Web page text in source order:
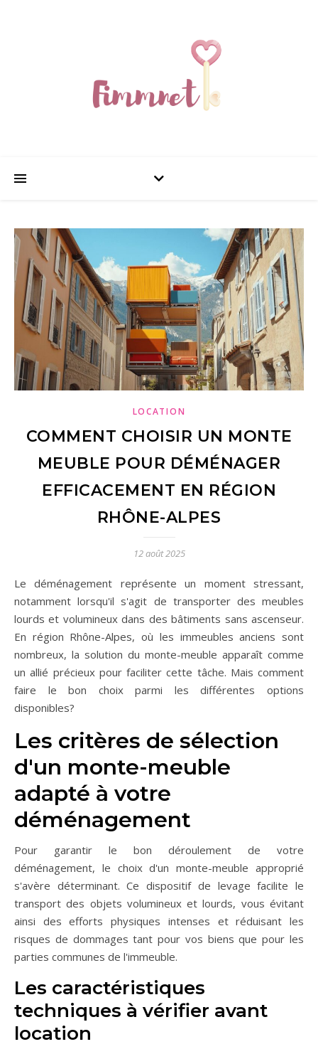
LOCATION
COMMENT CHOISIR UN MONTE
MEUBLE POUR DÉMÉNAGER
EFFICACEMENT EN RÉGION
RHÔNE-ALPES
12 août 2025
Le déménagement représente un moment stressant,
notamment lorsqu'il s'agit de transporter des meubles
lourds et volumineux dans des bâtiments sans ascenseur.
En région Rhône-Alpes, où les immeubles anciens sont
nombreux, la solution du monte-meuble apparaît comme
un allié précieux pour faciliter cette tâche. Mais comment
faire le bon choix parmi les différentes options
disponibles?
Les critères de sélection
d'un monte-meuble
adapté à votre
déménagement
Pour garantir le bon déroulement de votre
déménagement, le choix d'un monte-meuble approprié
s'avère déterminant. Ce dispositif de levage facilite le
transport des objets volumineux et lourds, vous évitant
ainsi des efforts physiques intenses et réduisant les
risques de dommages tant pour vos biens que pour les
parties communes de l'immeuble.
Les caractéristiques
techniques à vérifier avant
location